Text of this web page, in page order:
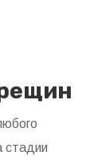
стадии